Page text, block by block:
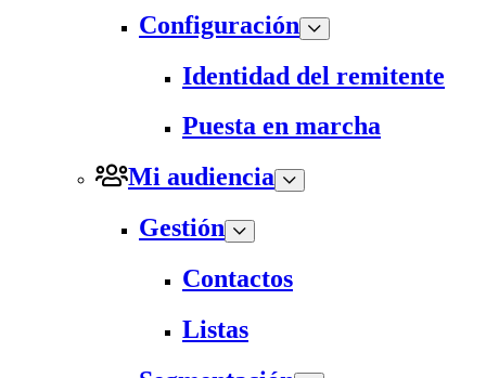
Configuración
Identidad del remitente
Puesta en marcha
Mi audiencia
Gestión
Contactos
Listas